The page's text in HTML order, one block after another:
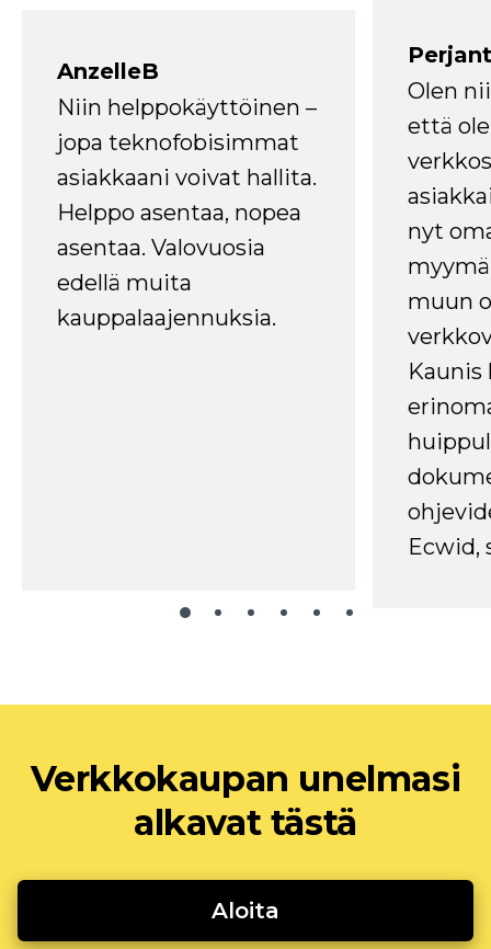
AnzelleB
Niin helppokäyttöinen –
jopa teknofobisimmat
asiakkaani voivat hallita.
Helppo asentaa, nopea
asentaa. Valovuosia
edellä muita
kauppalaajennuksia.
Olen
että
nyt
muun
Kaunis
Ecwid,
Verkkokaupan unelmasi
alkavat tästä
Aloita